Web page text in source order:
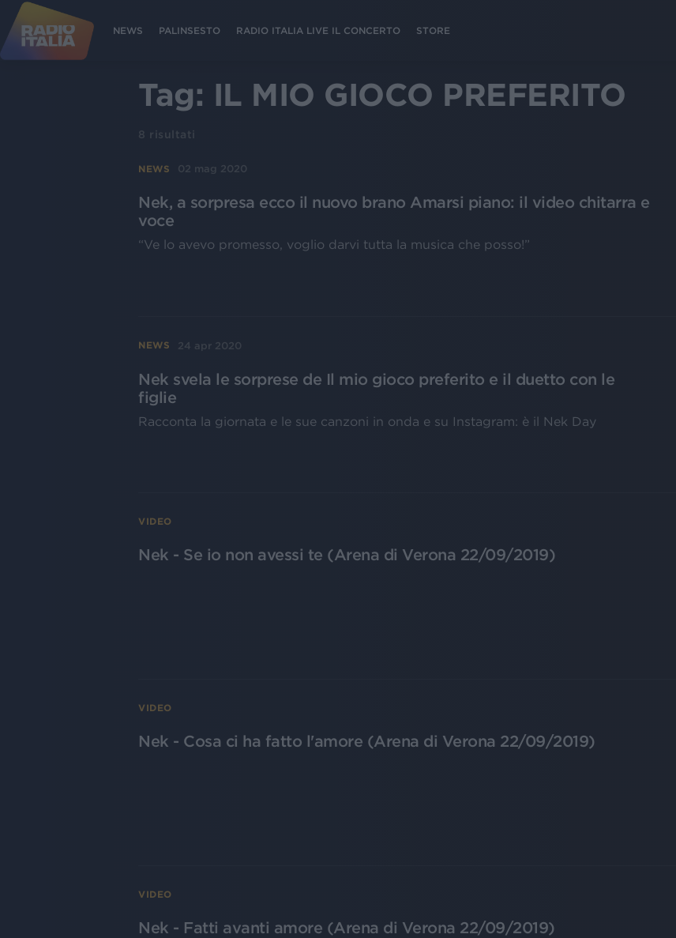
NEWS PALINSESTO RADIO ITALIA LIVE IL CONCERTO STORE
Tag: IL MIO GIOCO PREFERITO
8 risultati
NEWS 02 mag 2020
Nek, a sorpresa ecco il nuovo brano Amarsi piano: il video chitarra e
voce
“Ve lo avevo promesso, voglio darvi tutta la musica che posso!”
NEWS 24 apr 2020
Nek svela le sorprese de Il mio gioco preferito e il duetto con le
figlie
Racconta la giornata e le sue canzoni in onda e su Instagram: è il Nek Day
VIDEO
Nek - Se io non avessi te (Arena di Verona 22/09/2019)
VIDEO
Nek - Cosa ci ha fatto l'amore (Arena di Verona 22/09/2019)
VIDEO
Nek - Fatti avanti amore (Arena di Verona 22/09/2019)